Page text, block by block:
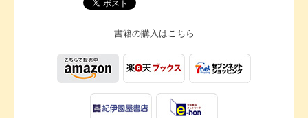
書籍の購入はこちら